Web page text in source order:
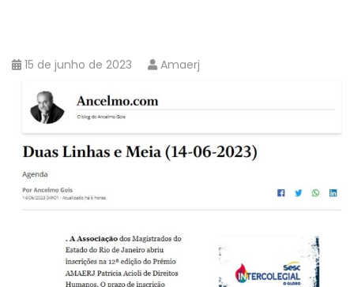
15 de junho de 2023 Amaerj